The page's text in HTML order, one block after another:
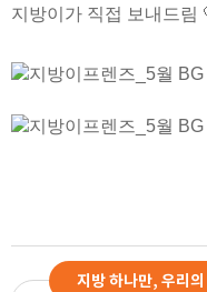
지방이가 직접 보내드림
지방 하나만, 우리